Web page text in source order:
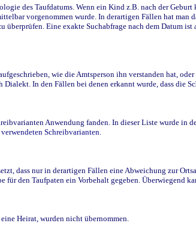
des Taufdatums. Wenn ein Kind z.B. nach der
vorgenommen wurde. In derartigen Fällen hat man
Eine exakte Suchabfrage nach dem Datum
wie die Amtsperson ihn verstanden hat,
In den Fällen bei denen erkannt wurde, dass die
Anwendung fanden. In dieser Liste wurde in
Schreibvarianten.
dass nur in derartigen Fällen eine Abweichung zur
den Taufpaten ein Vorbehalt gegeben. Überwiegend
Heirat, wurden nicht übernommen.